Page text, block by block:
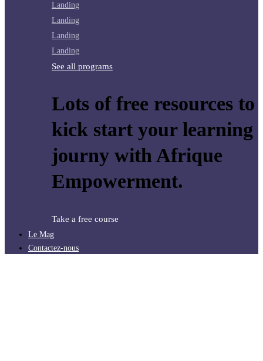
Landing
Landing
Landing
Landing
See all programs
Lots of free resources to
kick start your learning
journy with Afrique
Empowerment.
Take a free course
Le Mag
Contactez-nous